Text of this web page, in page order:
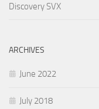
Discovery SVX
ARCHIVES
June 2022
July 2018